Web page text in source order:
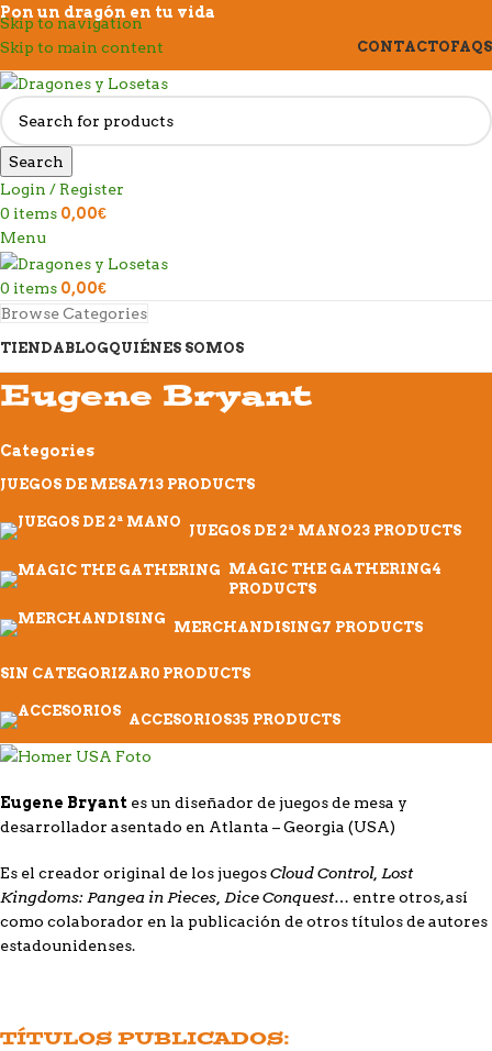
Skip to navigation
Skip to main content
Pon un dragón en tu vida
CONTACTOFAQS
Search
Login / Register
0 items 0,00€
Menu
0 items 0,00€
Browse Categories
TIENDABLOGQUIÉNES SOMOS
Eugene Bryant
Categories
JUEGOS DE MESA713 PRODUCTS
JUEGOS DE 2ª MANO23 PRODUCTS
MAGIC THE GATHERING4
PRODUCTS
MERCHANDISING7 PRODUCTS
SIN CATEGORIZAR0 PRODUCTS
ACCESORIOS35 PRODUCTS
Eugene Bryant es un diseñador de juegos de mesa y
desarrollador asentado en Atlanta – Georgia (USA)
Es el creador original de los juegosCloud Control, Lost
Kingdoms: Pangea in Pieces, Dice Conquest… entre otros, así
como colaborador en la publicación de otros títulos de autores
estadounidenses.
TÍTULOS PUBLICADOS: